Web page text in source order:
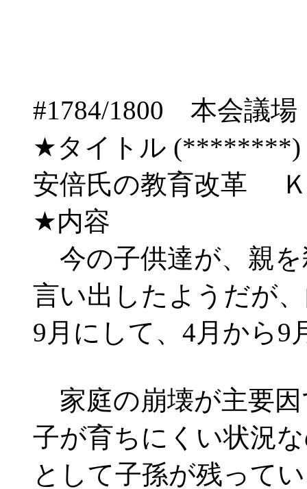
#1784/1800 本会議
★タイトル (********)
安倍氏の教育改革
★内容
今の子供達が、親を
言い出したようだが
9月にして、4月から9
家庭の崩壊が主要因
子が育ちにくい状況
として子孫が残って